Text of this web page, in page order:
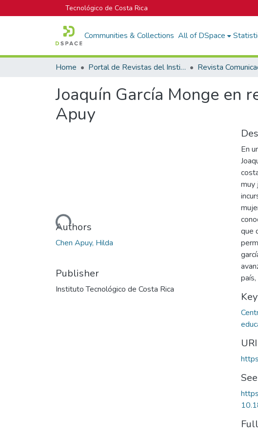
Tecnológico de Costa Rica
Communities & Collections All of DSpace
Home Portal de Revistas del Instituto Tecnológico de Costa Rica Revista
Joaquín García Monge en
Apuy
Loading...
Authors
Chen Apuy, Hilda
Publisher
Instituto Tecnológico de Costa Rica
En
muy
que
URI